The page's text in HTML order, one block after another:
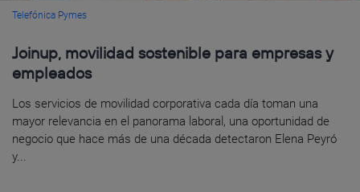
Telefónica Pymes
Joinup, movilidad sostenible para empresas y
empleados
Los servicios de movilidad corporativa cada día toman una
mayor relevancia en el panorama laboral, una oportunidad de
negocio que hace más de una década detectaron Elena Peyró
y...